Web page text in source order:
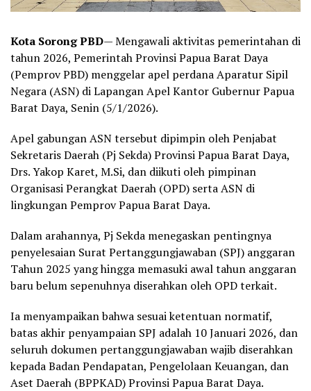
Kota Sorong PBD— Mengawali aktivitas pemerintahan di
tahun 2026, Pemerintah Provinsi Papua Barat Daya
(Pemprov PBD) menggelar apel perdana Aparatur Sipil
Negara (ASN) di Lapangan Apel Kantor Gubernur Papua
Barat Daya, Senin (5/1/2026).
Apel gabungan ASN tersebut dipimpin oleh Penjabat
Sekretaris Daerah (Pj Sekda) Provinsi Papua Barat Daya,
Drs. Yakop Karet, M.Si, dan diikuti oleh pimpinan
Organisasi Perangkat Daerah (OPD) serta ASN di
lingkungan Pemprov Papua Barat Daya.
Dalam arahannya, Pj Sekda menegaskan pentingnya
penyelesaian Surat Pertanggungjawaban (SPJ) anggaran
Tahun 2025 yang hingga memasuki awal tahun anggaran
baru belum sepenuhnya diserahkan oleh OPD terkait.
Ia menyampaikan bahwa sesuai ketentuan normatif,
batas akhir penyampaian SPJ adalah 10 Januari 2026, dan
seluruh dokumen pertanggungjawaban wajib diserahkan
kepada Badan Pendapatan, Pengelolaan Keuangan, dan
Aset Daerah (BPPKAD) Provinsi Papua Barat Daya.